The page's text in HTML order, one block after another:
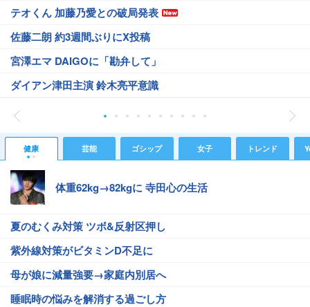
テオくん 加藤乃愛との破局発表
佐藤二朗 約3週間ぶりにX投稿
宮澤エマ DAIGOに「勘弁して」
ダイアン津田主演 鈴木亮平意識
健康 芸能 ゴシップ 女子 トレンド
体重62kg→82kgに 寺田心の生活
夏のむくみ対策 ツボ&反射区押し
紫外線対策がビタミンD不足に
母が娘に減量強要→家庭内別居へ
睡眠時の悩みを解消する過ごし方